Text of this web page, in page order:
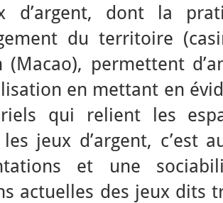
d’argent, dont la
du territoire
(Macao), permettent
en mettant en
qui relient les
jeux d’argent, c’est
et une
actuelles des jeux dits